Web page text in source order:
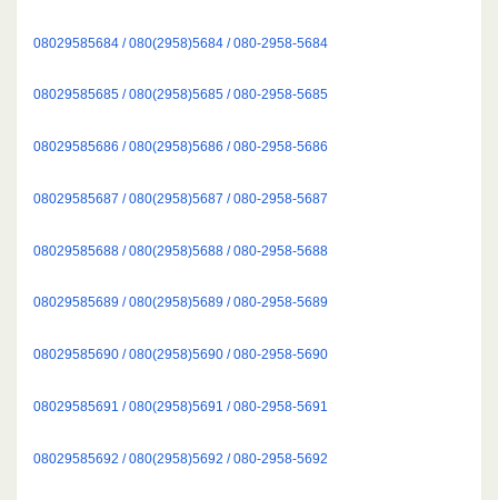
08029585684 / 080(2958)5684 / 080-2958-5684
08029585685 / 080(2958)5685 / 080-2958-5685
08029585686 / 080(2958)5686 / 080-2958-5686
08029585687 / 080(2958)5687 / 080-2958-5687
08029585688 / 080(2958)5688 / 080-2958-5688
08029585689 / 080(2958)5689 / 080-2958-5689
08029585690 / 080(2958)5690 / 080-2958-5690
08029585691 / 080(2958)5691 / 080-2958-5691
08029585692 / 080(2958)5692 / 080-2958-5692